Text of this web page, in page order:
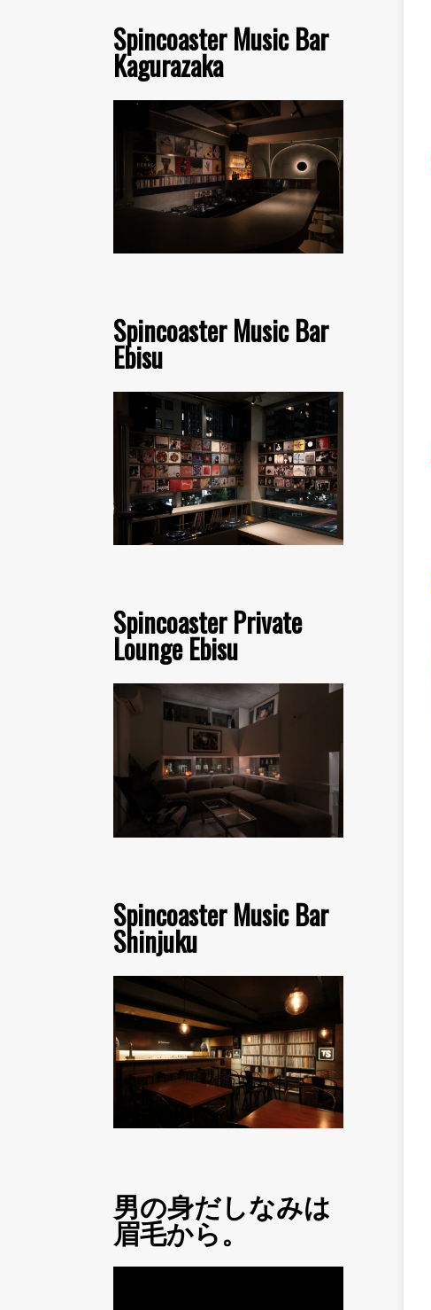
Spincoaster Music Bar
Kagurazaka
Spincoaster Music Bar
Ebisu
Spincoaster Private
Lounge Ebisu
Spincoaster Music Bar
Shinjuku
男の身だしなみは
眉毛から。